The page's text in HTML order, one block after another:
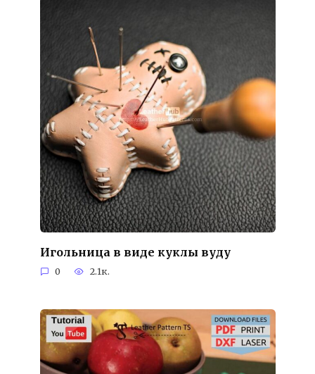
Игольница в виде куклы вуду
0 2.1к.